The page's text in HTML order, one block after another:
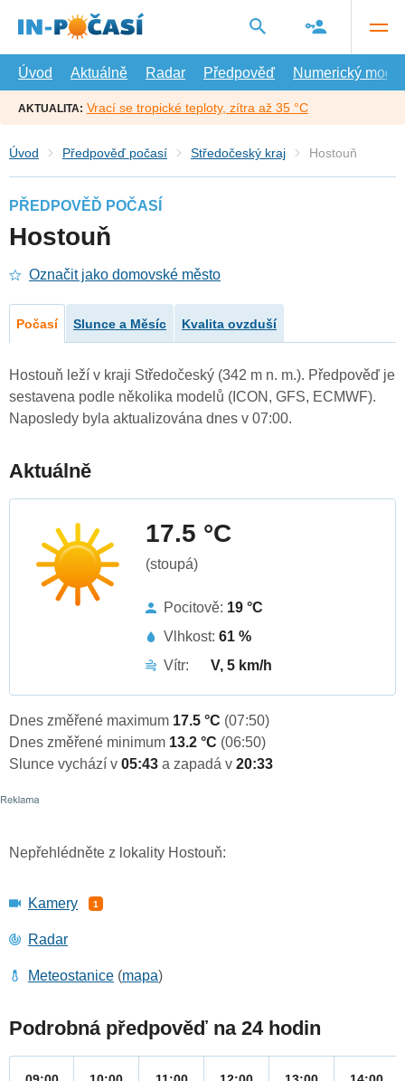
hlavní
Úvod
Aktuálně Radar Předpověď Numerický model
AKTUALITA: Vrací se tropické teploty, zítra až 35 °C
Úvod Předpověď počasí Středočeský kraj Hostouň
PŘEDPOVĚĎ POČASÍ
Hostouň
Označit jako domovské město
Počasí Slunce a Měsíc Kvalita ovzduší
Hostouň leží v kraji Středočeský (342 m n. m.). Předpověď je
sestavena podle několika modelů (ICON, GFS, ECMWF).
Naposledy byla aktualizována dnes v 07:00.
Aktuálně
17.5 °C
(stoupá)
Pocitově: 19 °C
Vlhkost: 61 %
Vítr:
V, 5 km/h
Dnes změřené maximum 17.5 °C (07:50)
Dnes změřené minimum 13.2 °C (06:50)
Slunce vychází v 05:43 a zapadá v 20:33
Nepřehlédněte z lokality Hostouň:
Kamery 1
Radar
Meteostanice (mapa)
Podrobná předpověď na 24 hodin